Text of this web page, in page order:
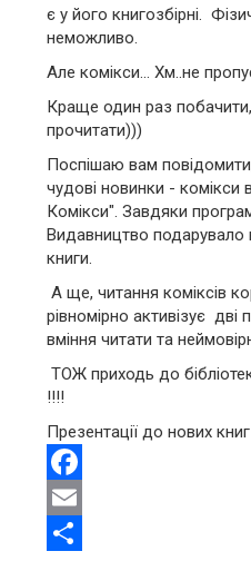
є у його книгозбірні.
неможливо.
Але комікси... Хм..не
Краще один раз побачити,
прочитати)))
Поспішаю вам
чудові новинки - комікси
Комікси". Завдяки
Видавництво подарувало
книги.
А ще, читання коміксів
рівномірно активізує дві
вміння читати та
ТОЖ приходь до
!!!!
Презентації до нових
Facebook
Email